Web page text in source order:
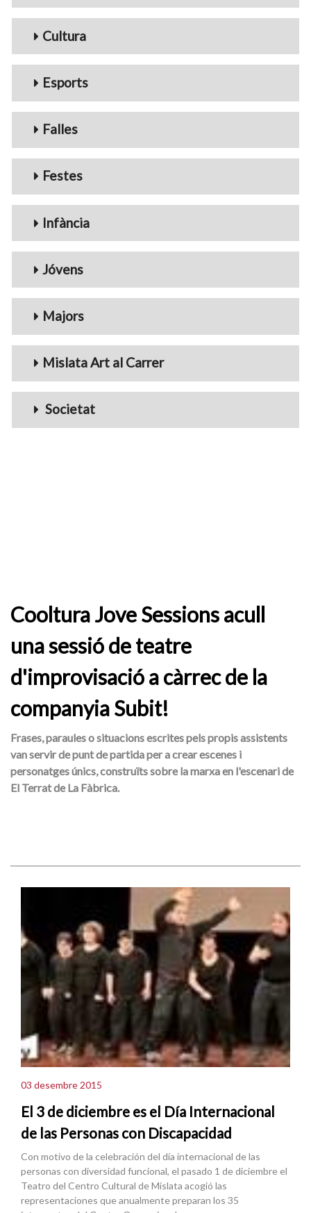
Cultura
Esports
Falles
Festes
Infància
Jóvens
Majors
Mislata Art al Carrer
Societat
Cooltura Jove Sessions acull
una sessió de teatre
d'improvisació a càrrec de la
companyia Subit!
Frases, paraules o situacions escrites pels propis assistents
van servir de punt de partida per a crear escenes i
personatges únics, construïts sobre la marxa en l'escenari de
El Terrat de La Fàbrica.
03 desembre 2015
El 3 de diciembre es el Día Internacional
de las Personas con Discapacidad
Con motivo de la celebración del día internacional de las
personas con diversidad funcional, el pasado 1 de diciembre el
Teatro del Centro Cultural de Mislata acogió las
representaciones que anualmente preparan los 35